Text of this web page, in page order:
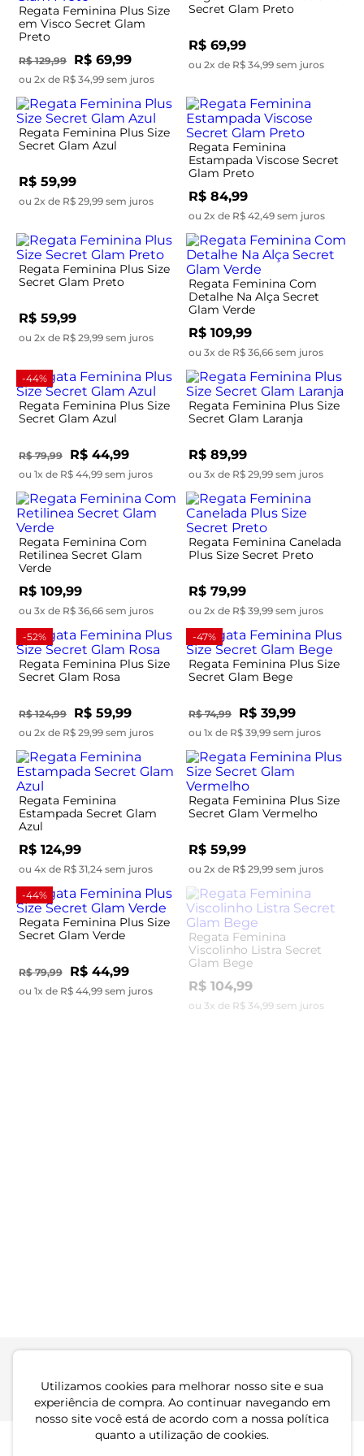
Utilizamos cookies para melhorar nosso site e sua
experiência de compra. Ao continuar navegando em
nosso site você está de acordo com a nossa política
quanto a utilização de cookies.
Regata Feminina Plus Size
em Visco Secret Glam
Preto
R$ 129,99 R$ 69,99
ou 2x de R$ 34,99 sem juros
Secret Glam Preto
R$ 69,99
ou 2x de R$ 34,99 sem juros
Regata Feminina Plus Size
Secret Glam Azul
R$ 59,99
ou 2x de R$ 29,99 sem juros
Regata Feminina
Estampada Viscose Secret
Glam Preto
R$ 84,99
ou 2x de R$ 42,49 sem juros
Regata Feminina Plus Size
Secret Glam Preto
R$ 59,99
ou 2x de R$ 29,99 sem juros
Regata Feminina Com
Detalhe Na Alça Secret
Glam Verde
R$ 109,99
ou 3x de R$ 36,66 sem juros
-44%
Regata Feminina Plus Size
Secret Glam Azul
R$ 79,99 R$ 44,99
ou 1x de R$ 44,99 sem juros
Regata Feminina Plus Size
Secret Glam Laranja
R$ 89,99
ou 3x de R$ 29,99 sem juros
Regata Feminina Com
Retilinea Secret Glam
Verde
R$ 109,99
ou 3x de R$ 36,66 sem juros
Regata Feminina Canelada
Plus Size Secret Preto
R$ 79,99
ou 2x de R$ 39,99 sem juros
-52%
Regata Feminina Plus Size
Secret Glam Rosa
R$ 124,99 R$ 59,99
ou 2x de R$ 29,99 sem juros
-47%
Regata Feminina Plus Size
Secret Glam Bege
R$ 74,99 R$ 39,99
ou 1x de R$ 39,99 sem juros
Regata Feminina
Estampada Secret Glam
Azul
R$ 124,99
ou 4x de R$ 31,24 sem juros
Regata Feminina Plus Size
Secret Glam Vermelho
R$ 59,99
ou 2x de R$ 29,99 sem juros
-44%
Regata Feminina Plus Size
Secret Glam Verde
R$ 79,99 R$ 44,99
ou 1x de R$ 44,99 sem juros
Regata Feminina
Viscolinho Listra Secret
Glam Bege
R$ 104,99
ou 3x de R$ 34,99 sem juros
Atendimento Dúvidas Trocas Conta